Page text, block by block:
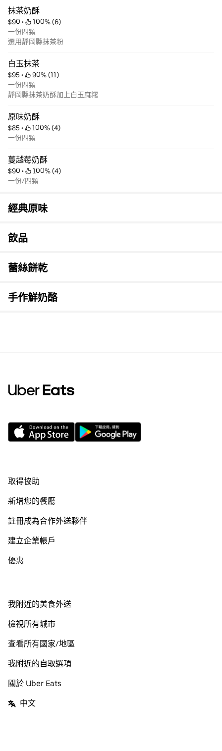
不甜膩
抹茶奶酥
$90 •
100% (6)
一份四顆
選用靜岡縣抹茶粉
白玉抹茶
$95 •
90% (11)
一份四顆
靜岡縣抹茶奶酥加上白玉麻糬
原味奶酥
$85 •
100% (4)
一份四顆
蔓越莓奶酥
$90 •
100% (4)
一份/四顆
經典原味
飲品
蕾絲餅乾
手作鮮奶酪
取得協助
新增您的餐廳
註冊成為合作外送夥伴
建立企業帳戶
優惠
我附近的美食外送
檢視所有城市
查看所有國家/地區
我附近的自取選項
關於 Uber Eats
中文